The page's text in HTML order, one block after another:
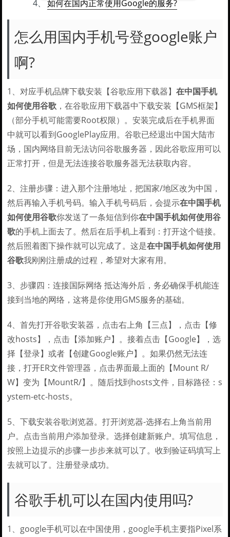
4、如何在国内正常使用Google的服务?
怎么用国内手机号登google账户
啊?
1、对应手机品牌下载安装【谷歌应用下载器】在中国手机
如何使用谷歌 ，在谷歌应用下载器中下载安装【GMS框架】
（部分手机可能需要Root权限）。安装完成后在手机界面
中就可以看到GooglePlay应用。谷歌已经退出中国大陆市
场，国内网络目前无法访问谷歌服务器，因此谷歌应用可以
正常打开，但是无法连接谷歌服务器无法获取内容。
2、注册步骤：进入那个注册地址，把国家/地区改为中国，
然后再输入手机号码。输入手机号码后，会提示在中国手机
如何使用谷歌你发送了一条短信到你在中国手机如何使用谷
歌的手机上面去了。然后在后手机上看到：打开这个链接。
然后照着图下操作就可以完成了。这是在中国手机如何使用
谷歌我刚刚注册成的过程，希望对大家有用。
3、步骤四：连接国际网络 抵达海外后，务必确保手机能连
接到当地的网络，这将是你使用GMS服务的基础。
4、首先打开谷歌安装器，点击右上角【三点】，点击【修
改hosts】，点击【添加账户】。接着点击【Google】，选
择【登录】或者【创建Google账户】。如果仍然无法连
接，打开ER文件管理器，点击界面最上面的【Mount R/
W】变为【MountR/】。随后找到hosts文件，目标路径：s
ystem-etc-hosts。
5、下载安装谷歌浏览器。打开浏览器-选择右上角当前用
户。点击当前用户添加登录。选择创建新账户。填写信息，
按照上边提示的步骤一步步来就可以了。收到验证码填写上
去就可以了。注册登录成功。
谷歌手机可以在国内使用吗?
1、google手机可以在中国使用，google手机主要指Pixel系